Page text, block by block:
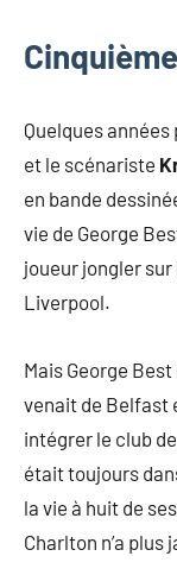
Quelques
et le scénariste
en bande
vie de George
joueur jongler sur
Liverpool.
Mais George
venait de Belfast
intégrer le club
était toujours
la vie à huit de
Charlton n’a